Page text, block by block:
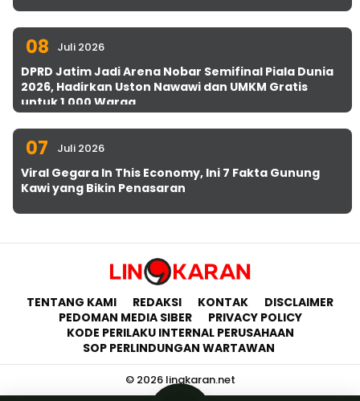
08 Juli 2026
DPRD Jatim Jadi Arena Nobar Semifinal Piala Dunia
2026, Hadirkan Uston Nawawi dan UMKM Gratis
untuk 1.000 Warga
07 Juli 2026
Viral Gegara In This Economy, Ini 7 Fakta Gunung
Kawi yang Bikin Penasaran
TENTANG KAMI REDAKSI KONTAK
DISCLAIMER
PEDOMAN MEDIA SIBER
PRIVACY POLICY
KODE PERILAKU INTERNAL PERUSAHAAN
SOP PERLINDUNGAN WARTAWAN
© 2026 lingkaran.net